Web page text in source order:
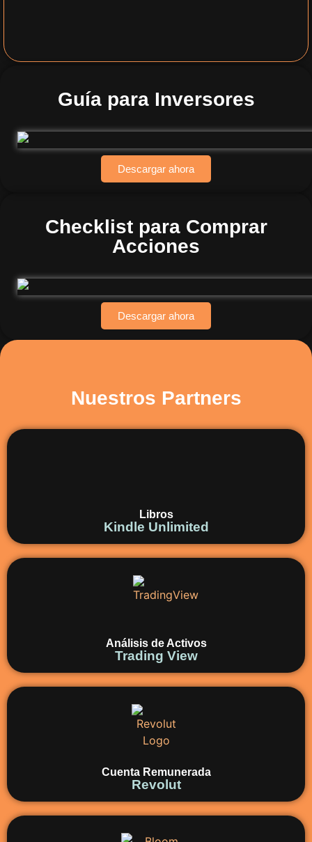
Guía para Inversores
Descargar ahora
Checklist para Comprar
Acciones
Descargar ahora
Nuestros Partners
Libros
Kindle Unlimited
Análisis de Activos
Trading View
Cuenta Remunerada
Revolut